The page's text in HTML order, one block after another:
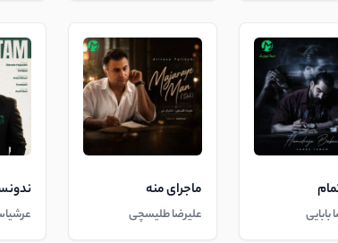
ماجرای منه
علیرضا طلیسچی